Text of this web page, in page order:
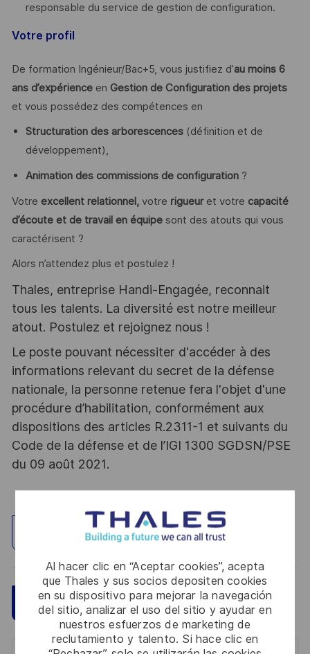
Al hacer clic en “Aceptar cookies”, acepta
que Thales y sus socios depositen cookies
en su dispositivo para mejorar la navegación
del sitio, analizar el uso del sitio y ayudar en
nuestros esfuerzos de marketing de
reclutamiento y talento. Si hace clic en
responsable du service de gestion de configuration.
Votre profil
De formation Ingénieur/Bac+5, vous justifiez d’au moins 6
ans d’expérienceen Gestion de Configuration des projets
et vous possédez des compétences en
Structuration des arborescences(définition et de
développement),
Animation des commissions de configuration ?
Votre excellent relationnel,votre rigueur et votre capacité
d’écoute et de travail en équipe sont des atouts qui vous
caractérisent ?
Alors n’attendez plus et postulez !
Thales, entreprise Handi-Engagée, reconnait
tous les talents. La diversité est notre meilleur
atout. Postulez et rejoignez nous !
Le poste pouvant nécessiter d'accéder à des
informations relevant du secret de la défense
nationale, la personne retenue fera l'objet d'une
procédure d’habilitation, conformément aux
dispositions des articles R.2311-1 et suivants du
Code de la défense et de l’IGI 1300 SGDSN/PSE
du 09 août 2021.
Explorar ubicación
Aplicar ahora Guardar